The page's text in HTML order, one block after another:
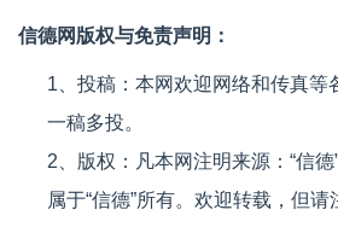
信德网版权与免责声明：
1、投稿：本网欢迎网络和传真等
一稿多投。
2、版权：凡本网注明来源：“信
属于“信德”所有。欢迎转载，但请